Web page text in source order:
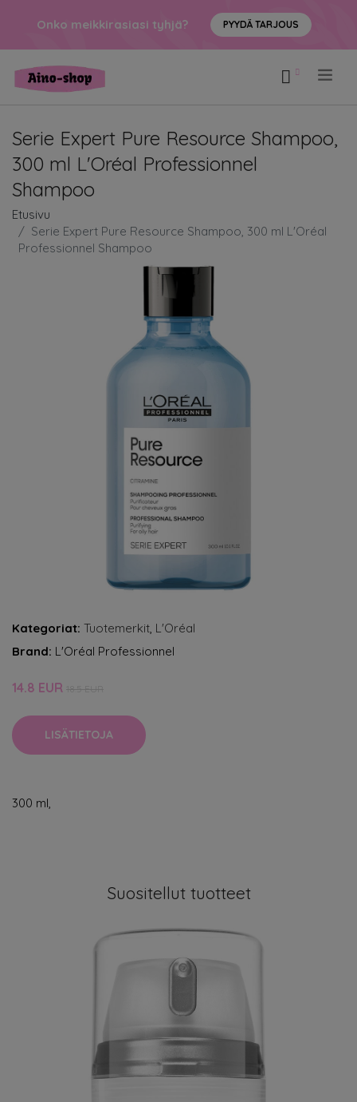
Onko meikkirasiasi tyhjä? PYYDÄ TARJOUS
Serie Expert Pure Resource Shampoo,
300 ml L'Oréal Professionnel
Shampoo
Etusivu
Serie Expert Pure Resource Shampoo, 300 ml L'Oréal
Professionnel Shampoo
Kategoriat: Tuotemerkit, L'Oréal
Brand: L'Oréal Professionnel
14.8 EUR
LISÄTIETOJA
300 ml,
Suositellut tuotteet